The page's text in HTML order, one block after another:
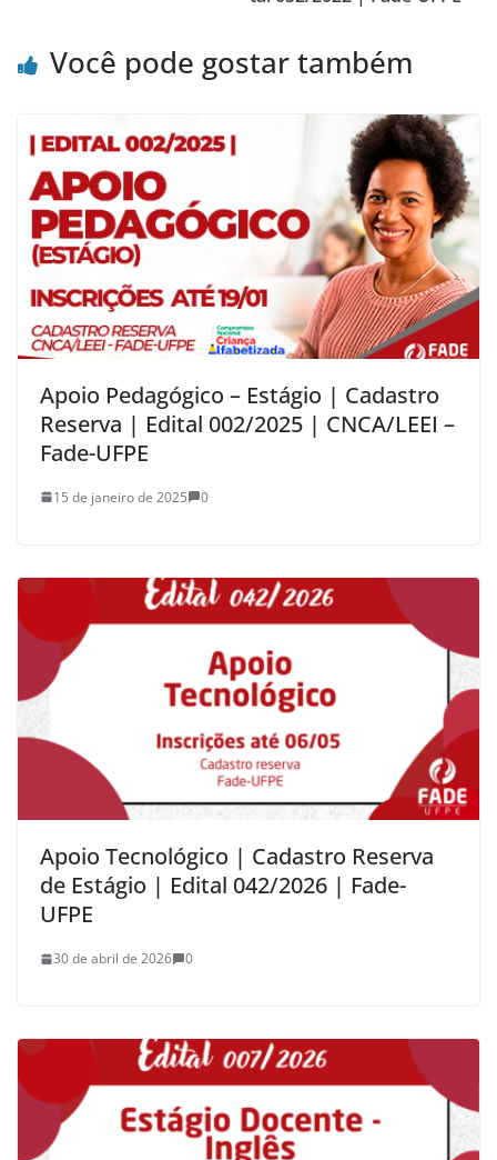
Você pode gostar também
Apoio Pedagógico – Estágio | Cadastro
Reserva | Edital 002/2025 | CNCA/LEEI –
Fade-UFPE
15 de janeiro de 2025 0
Apoio Tecnológico | Cadastro Reserva
de Estágio | Edital 042/2026 | Fade-
UFPE
30 de abril de 2026 0